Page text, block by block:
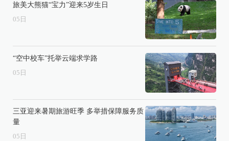
旅美大熊猫“宝力”迎来5岁生日
05 日
“空中校车”托举云端求学路
05 日
三亚迎来暑期旅游旺季 多举措保障服务质
量
05 日